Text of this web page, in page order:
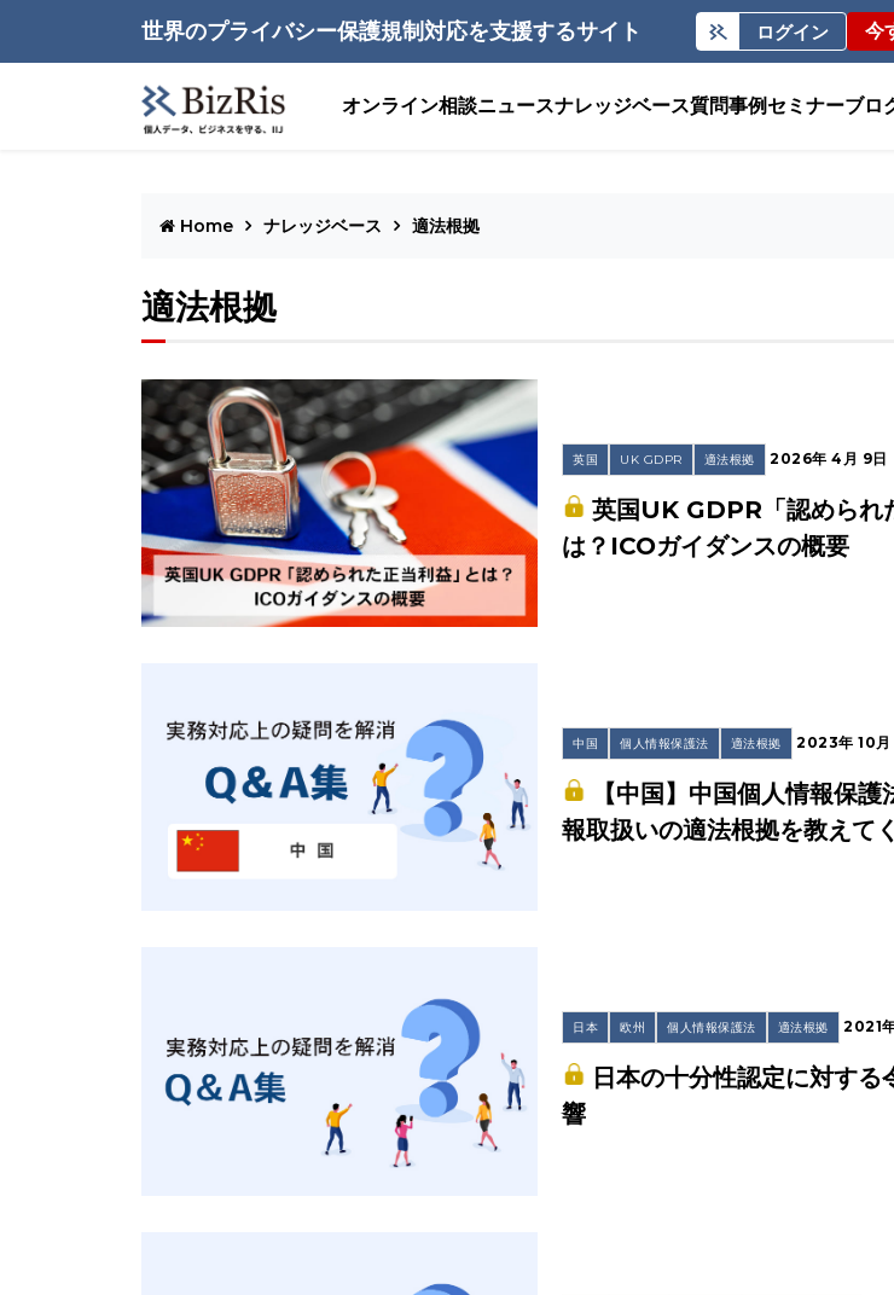
世界のプライバシー保護規制対応を支援するサイト ログイン 今
オンライン相談ニュースナレッジベース質問事例 セミナーブロ
Home ナレッジベース 適法根拠
適法根拠
英国 UK GDPR 適法根拠 2026年 4月 9日
英国UK GDPR「認められ
は？ICOガイダンスの概要
中国 個人情報保護法 適法根拠 2023年 10月
【中国】中国個人情報保
報取扱いの適法根拠を教えて
日本 欧州 個人情報保護法 適法根拠 2021
日本の十分性認定に対す
響